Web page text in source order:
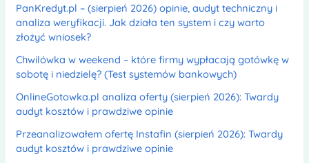
PanKredyt.pl – (sierpień 2026) opinie, audyt techniczny i
analiza weryfikacji. Jak działa ten system i czy warto
złożyć wniosek?
Chwilówka w weekend – które firmy wypłacają gotówkę w
sobotę i niedzielę? (Test systemów bankowych)
OnlineGotowka.pl analiza oferty (sierpień 2026): Twardy
audyt kosztów i prawdziwe opinie
Przeanalizowałem ofertę Instafin (sierpień 2026): Twardy
audyt kosztów i prawdziwe opinie